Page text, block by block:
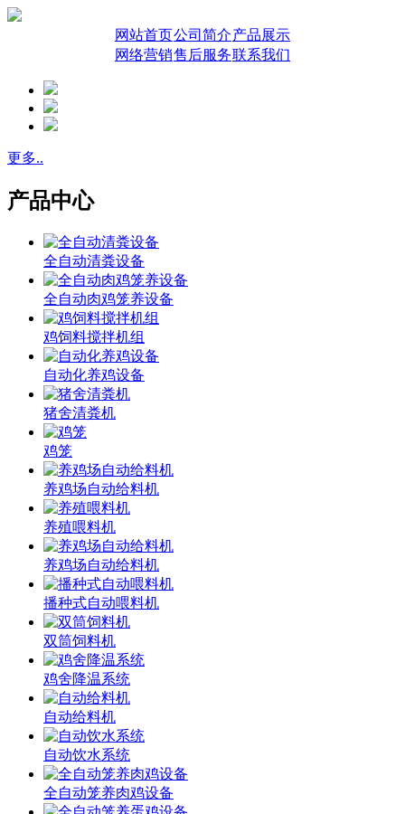
网站首页公司简介产品展示
网络营销售后服务联系我们
更多..
产品中心
全自动清粪设备
全自动肉鸡笼养设备
鸡饲料搅拌机组
自动化养鸡设备
猪舍清粪机
鸡笼
养鸡场自动给料机
养殖喂料机
养鸡场自动给料机
播种式自动喂料机
双筒饲料机
鸡舍降温系统
自动给料机
自动饮水系统
全自动笼养肉鸡设备